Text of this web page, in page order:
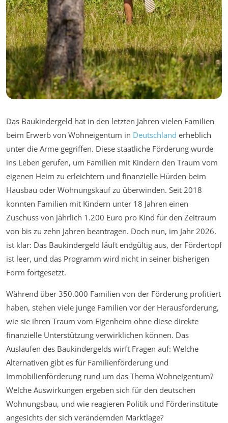
Das Baukindergeld hat in den letzten Jahren vielen Familien
beim Erwerb von Wohneigentum in Deutschland erheblich
unter die Arme gegriffen. Diese staatliche Förderung wurde
ins Leben gerufen, um Familien mit Kindern den Traum vom
eigenen Heim zu erleichtern und finanzielle Hürden beim
Hausbau oder Wohnungskauf zu überwinden. Seit 2018
konnten Familien mit Kindern unter 18 Jahren einen
Zuschuss von jährlich 1.200 Euro pro Kind für den Zeitraum
von bis zu zehn Jahren beantragen. Doch nun, im Jahr 2026,
ist klar: Das Baukindergeld läuft endgültig aus, der Fördertopf
ist leer, und das Programm wird nicht in seiner bisherigen
Form fortgesetzt.
Während über 350.000 Familien von der Förderung profitiert
haben, stehen viele junge Familien vor der Herausforderung,
wie sie ihren Traum vom Eigenheim ohne diese direkte
finanzielle Unterstützung verwirklichen können. Das
Auslaufen des Baukindergelds wirft Fragen auf: Welche
Alternativen gibt es für Familienförderung und
Immobilienförderung rund um das Thema Wohneigentum?
Welche Auswirkungen ergeben sich für den deutschen
Wohnungsbau, und wie reagieren Politik und Förderinstitute
angesichts der sich verändernden Marktlage?